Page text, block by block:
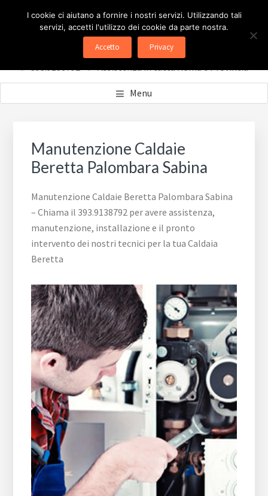
pagina
ASSISTENZA CALDAIE
BERETTA ROMA
✅ 393.9138792 - ✅ Assistenza in tutta Roma e Provincia
Menu
Manutenzione Caldaie
Beretta Palombara Sabina
Manutenzione Caldaie Beretta Palombara Sabina
– Chiama il 393.9138792 per avere assistenza,
manutenzione, installazione e il pronto
intervento dei nostri tecnici per la tua Caldaia
Beretta
I cookie ci aiutano a fornire i nostri servizi. Utilizzando tali
servizi, accetti l'utilizzo dei cookie da parte nostra.
Accetto Privacy